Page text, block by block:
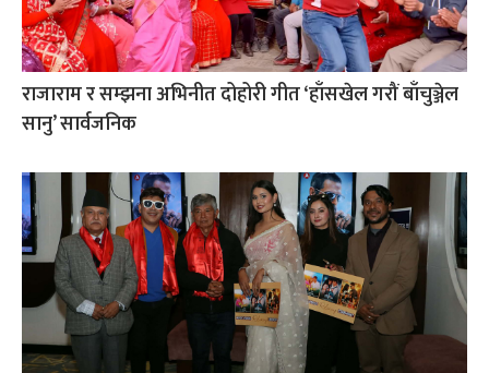
राजाराम र सम्झना अभिनीत दोहोरी गीत ‘हाँसखेल गरौं बाँचुञ्जेल
सानु’ सार्वजनिक